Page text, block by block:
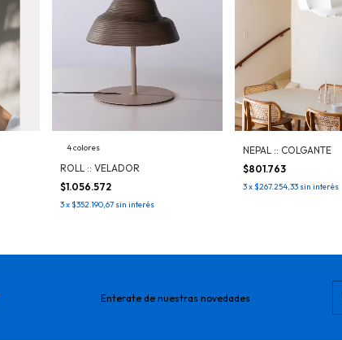
4 colores
ROLL :: VELADOR
$1.056.572
3x$352.190,67 sin interés
NEPAL :: COLGANTE
$801.763
3x$267.254,33 sin interés
Enterate de nuestras novedades